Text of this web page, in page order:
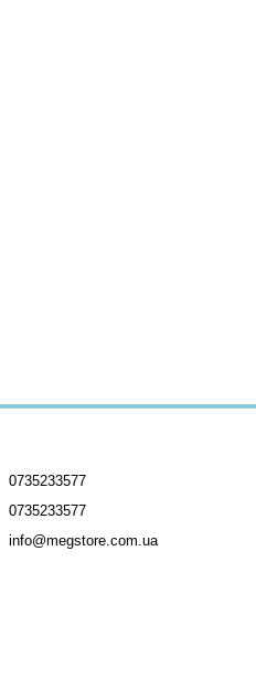
0735233577
0735233577
info@megstore.com.ua